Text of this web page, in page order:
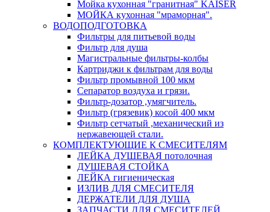
Мойка кухонная "гранитная" KAISER
МОЙКА кухонная "мраморная".
ВОДОПОДГОТОВКА
Фильтры для питьевой воды
Фильтр для душа
Магистральные фильтры-колбы
Картриджи к фильтрам для воды
Фильтр промывной 100 мкм
Сепаратор воздуха и грязи.
Фильтр-дозатор ,умягчитель.
Фильтр (грязевик) косой 400 мкм
Фильтр сетчатый ,механический из
нержавеющей стали.
КОМПЛЕКТУЮЩИЕ К СМЕСИТЕЛЯМ
ЛЕЙКА ДУШЕВАЯ потолочная
ДУШЕВАЯ СТОЙКА
ЛЕЙКА гигиеническая
ИЗЛИВ ДЛЯ СМЕСИТЕЛЯ
ДЕРЖАТЕЛИ ДЛЯ ДУША
ЗАПЧАСТИ ДЛЯ СМЕСИТЕЛЕЙ